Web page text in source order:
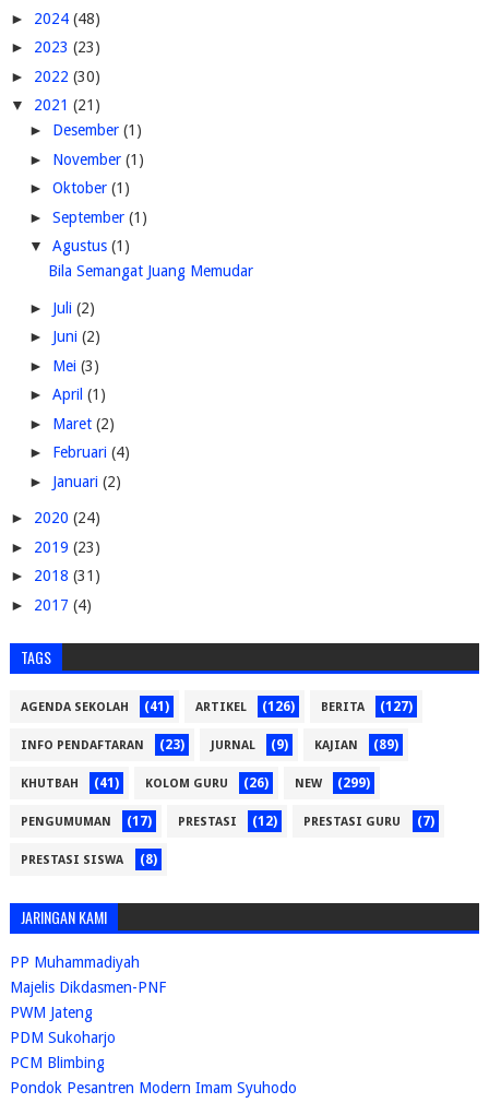
► 2024 (48)
► 2023 (23)
► 2022 (30)
▼ 2021 (21)
► Desember (1)
► November (1)
► Oktober (1)
► September (1)
▼ Agustus (1)
Bila Semangat Juang Memudar
► Juli (2)
► Juni (2)
► Mei (3)
► April (1)
► Maret (2)
► Februari (4)
► Januari (2)
► 2020 (24)
► 2019 (23)
► 2018 (31)
► 2017 (4)
TAGS
AGENDA SEKOLAH (41) ARTIKEL (126) BERITA (127)
INFO PENDAFTARAN (23) JURNAL (9) KAJIAN (89)
KHUTBAH (41) KOLOM GURU (26) NEW (299)
PENGUMUMAN (17) PRESTASI (12) PRESTASI GURU (7)
PRESTASI SISWA (8)
JARINGAN KAMI
PP Muhammadiyah
Majelis Dikdasmen-PNF
PWM Jateng
PDM Sukoharjo
PCM Blimbing
Pondok Pesantren Modern Imam Syuhodo